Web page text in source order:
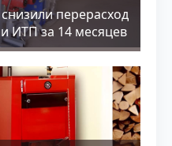
перерасход
ИТП за 14 месяцев